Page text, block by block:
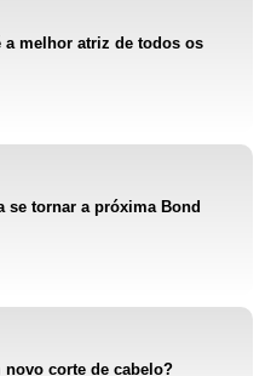
a melhor atriz de todos os
se tornar a próxima Bond
corte de cabelo?